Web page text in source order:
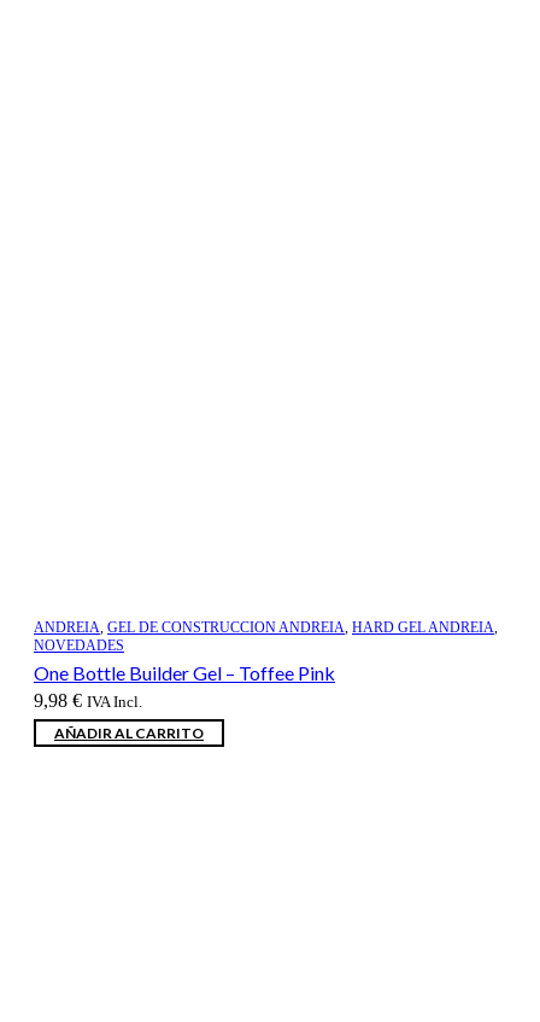
ANDREIA, GEL DE CONSTRUCCION ANDREIA, HARD GEL ANDREIA,
NOVEDADES
One Bottle Builder Gel – Toffee Pink
9,98 € IVA Incl.
AÑADIR AL CARRITO